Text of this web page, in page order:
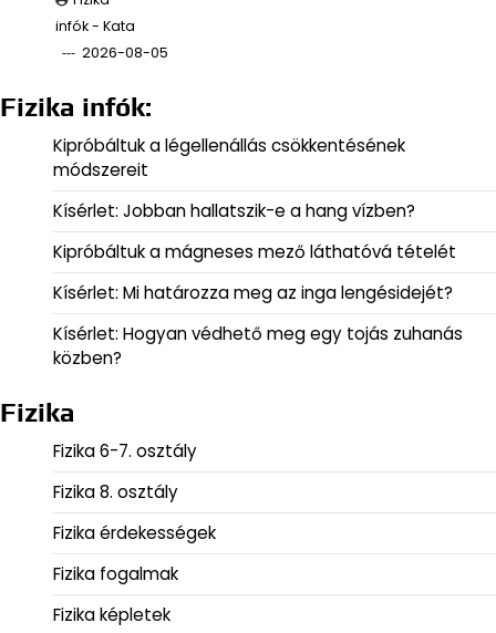
infók - Kata
2026-08-05
Fizika infók:
Kipróbáltuk a légellenállás csökkentésének
módszereit
Kísérlet: Jobban hallatszik-e a hang vízben?
Kipróbáltuk a mágneses mező láthatóvá tételét
Kísérlet: Mi határozza meg az inga lengésidejét?
Kísérlet: Hogyan védhető meg egy tojás zuhanás
közben?
Fizika
Fizika 6-7. osztály
Fizika 8. osztály
Fizika érdekességek
Fizika fogalmak
Fizika képletek